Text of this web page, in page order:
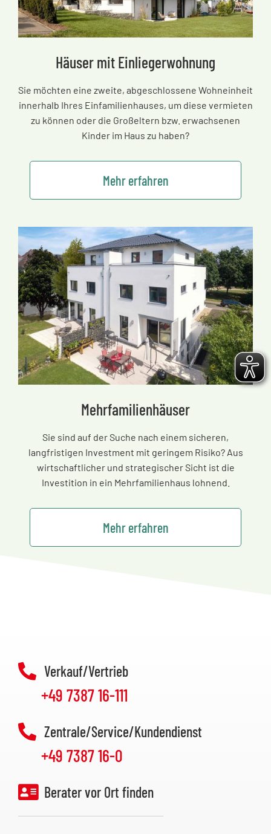
Häuser mit Einliegerwohnung
Sie möchten eine zweite, abgeschlossene Wohneinheit
innerhalb Ihres Einfamilienhauses, um diese vermieten
zu können oder die Großeltern bzw. erwachsenen
Kinder im Haus zu haben?
Mehr erfahren
Mehrfamilienhäuser
Sie sind auf der Suche nach einem sicheren,
langfristigen Investment mit geringem Risiko? Aus
wirtschaftlicher und strategischer Sicht ist die
Investition in ein Mehrfamilienhaus lohnend.
Mehr erfahren
Verkauf/Vertrieb
+49 7387 16-111
Zentrale/Service/Kundendienst
+49 7387 16-0
Berater vor Ort finden